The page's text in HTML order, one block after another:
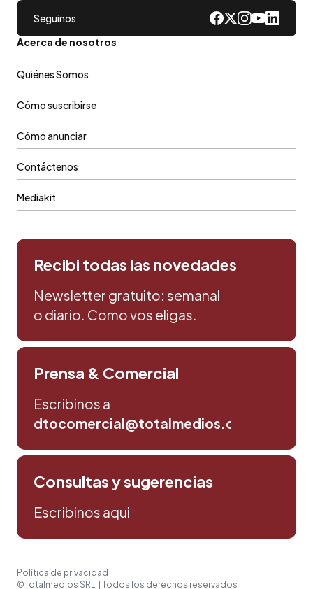
Seguinos
Acerca de nosotros
Quiénes Somos
Cómo suscribirse
Cómo anunciar
Contáctenos
Mediakit
Recibi todas las novedades
Newsletter gratuito: semanal
o diario. Como vos eligas.
Prensa & Comercial
Escribinos a
dtocomercial@totalmedios.com
Consultas y sugerencias
Escribinos aqui
Política de privacidad
©Totalmedios SRL. | Todos los derechos reservados